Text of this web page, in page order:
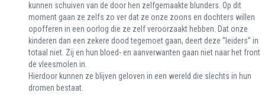
kunnen schuiven van de door hen zelfgemaakte blunders. Op dit
moment gaan ze zelfs zo ver dat ze onze zoons en dochters willen
opofferen in een oorlog die ze zelf veroorzaakt hebben. Dat onze
kinderen dan een zekere dood tegemoet gaan, deert deze “leiders” in
totaal niet. Zij en hun bloed- en aanverwanten gaan niet naar het front
de vleesmolen in.
Hierdoor kunnen ze blijven geloven in een wereld die slechts in hun
dromen bestaat.